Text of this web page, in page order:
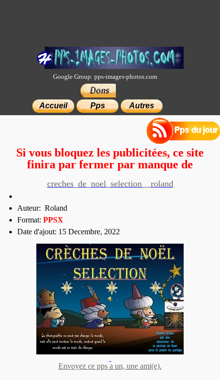
Accueil Pps Autres
Google Group: pps-images-photos.com
×
Si vous bloquez les publicitées, ce site
finira par fermer par manque de
creches_de_noel_selection__roland
Auteur: Roland
Format: PPSX
Date d'ajout: 15 Decembre, 2022
Envoyez ce pps a un, une ami(e).